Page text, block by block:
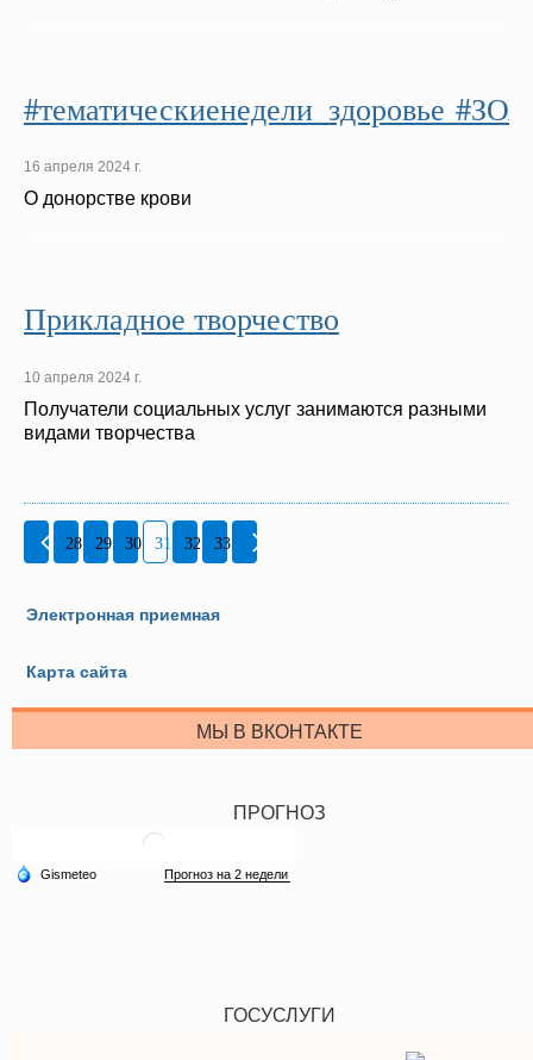
#тематическиенедели_здоровье
16 апреля 2024 г.
О донорстве крови
Прикладное творчество
10 апреля 2024 г.
Получатели социальных услуг занимаются разными
видами творчества
28 29 30 31 32 33
Электронная приемная
Карта сайта
МЫ В ВКОНТАКТЕ
ПРОГНОЗ
ГОСУСЛУГИ